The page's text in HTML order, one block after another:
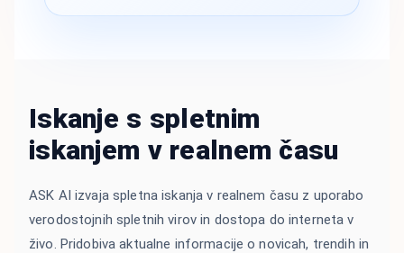
Iskanje s spletnim
iskanjem v realnem času
ASK AI izvaja spletna iskanja v realnem času z uporabo
verodostojnih spletnih virov in dostopa do interneta v
živo. Pridobiva aktualne informacije o novicah, trendih in